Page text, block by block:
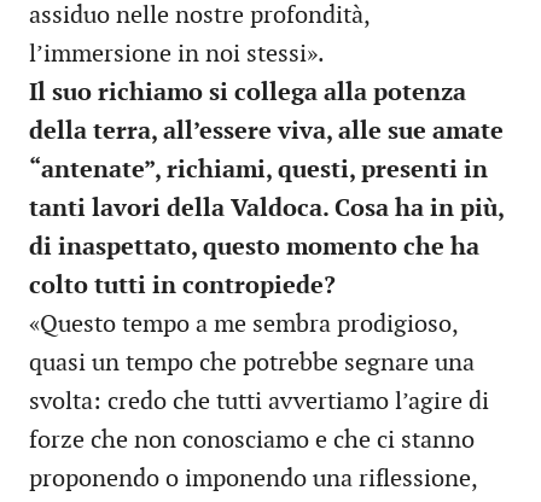
assiduo nelle nostre profondità,
l’immersione in noi stessi».
Il suo richiamo si collega alla potenza
della terra, all’essere viva, alle sue amate
“antenate”, richiami, questi, presenti in
tanti lavori della Valdoca. Cosa ha in più,
di inaspettato, questo momento che ha
colto tutti in contropiede?
«Questo tempo a me sembra prodigioso,
quasi un tempo che potrebbe segnare una
svolta: credo che tutti avvertiamo l’agire di
forze che non conosciamo e che ci stanno
proponendo o imponendo una riflessione,